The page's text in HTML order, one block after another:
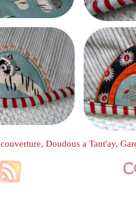
couverture, Doudous a Tant'ay,